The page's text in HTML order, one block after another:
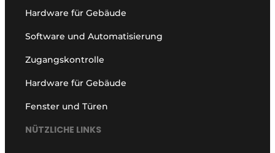
Hardware für Gebäude
Software und Automatisierung
Zugangskontrolle
Hardware für Gebäude
Fenster und Türen
NÜTZLICHE LINKS